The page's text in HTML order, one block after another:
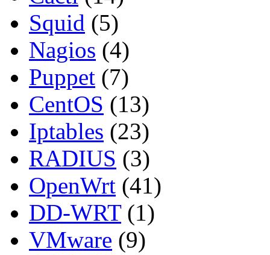
Squid (5)
Nagios (4)
Puppet (7)
CentOS (13)
Iptables (23)
RADIUS (3)
OpenWrt (41)
DD-WRT(1)
VMware (9)